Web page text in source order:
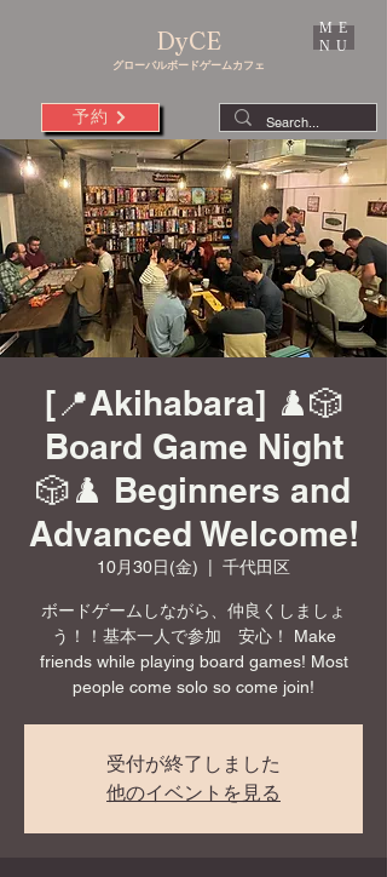
DyCE
グローバルボードゲームカフェ
予約
ME
NU
[📍Akihabara] ♟️🎲
Board Game Night
🎲♟️ Beginners and
Advanced Welcome!
10月30日(金) 千代田区
ボードゲームしながら、仲良くしましょ
う！！基本一人で参加 安心！ Make
friends while playing board games! Most
people come solo so come join!
受付が終了しました
他のイベントを見る